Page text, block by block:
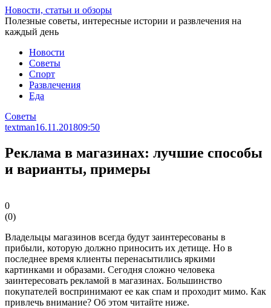
Перейти
к
статье
Новости, статьи и обзоры
Полезные советы, интересные истории и развлечения на
каждый день
Новости
Советы
Спорт
Развлечения
Еда
Советы
textman16.11.201809:50
Реклама в магазинах: лучшие способы
и варианты, примеры
0
(0)
Владельцы магазинов всегда будут заинтересованы в
прибыли, которую должно приносить их детище. Но в
последнее время клиенты перенасытились яркими
картинками и образами. Сегодня сложно человека
заинтересовать рекламой в магазинах. Большинство
покупателей воспринимают ее как спам и проходит мимо. Как
привлечь внимание? Об этом читайте ниже.